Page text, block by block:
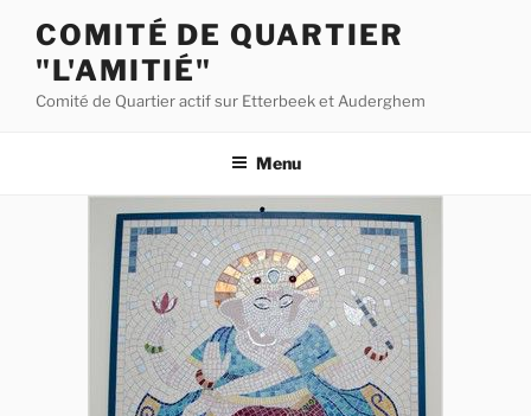
contenu
principal
COMITÉ DE QUARTIER
"L'AMITIÉ"
Comité de Quartier actif sur Etterbeek et Auderghem
Menu